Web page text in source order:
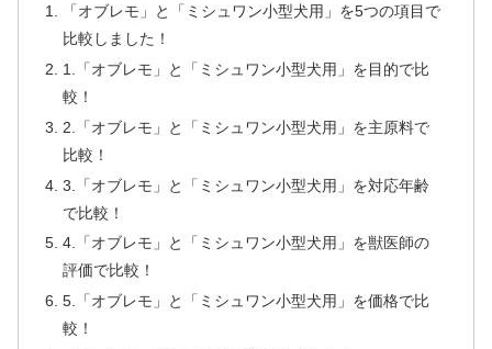
「オブレモ」と「ミシュワン小型犬用」を5つの項目で
比較しました！
1.「オブレモ」と「ミシュワン小型犬用」を目的で比
較！
2.「オブレモ」と「ミシュワン小型犬用」を主原料で
比較！
3.「オブレモ」と「ミシュワン小型犬用」を対応年齢
で比較！
4.「オブレモ」と「ミシュワン小型犬用」を獣医師の
評価で比較！
5.「オブレモ」と「ミシュワン小型犬用」を価格で比
較！